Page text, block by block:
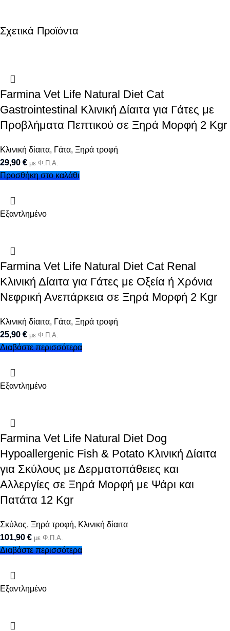
Σχετικά Προϊόντα
Farmina Vet Life Natural Diet Cat
Gastrointestinal Κλινική Δίαιτα για Γάτες με
Προβλήματα Πεπτικού σε Ξηρά Μορφή 2 Kgr
Κλινική δίαιτα, Γάτα, Ξηρά τροφή
29,90 € με Φ.Π.Α.
Προσθήκη στο καλάθι
Εξαντλημένο
Farmina Vet Life Natural Diet Cat Renal
Κλινική Δίαιτα για Γάτες με Οξεία ή Χρόνια
Νεφρική Ανεπάρκεια σε Ξηρά Μορφή 2 Kgr
Κλινική δίαιτα, Γάτα, Ξηρά τροφή
25,90 € με Φ.Π.Α.
Διαβάστε περισσότερα
Εξαντλημένο
Farmina Vet Life Natural Diet Dog
Hypoallergenic Fish & Potato Κλινική Δίαιτα
για Σκύλους με Δερματοπάθειες και
Αλλεργίες σε Ξηρά Μορφή με Ψάρι και
Πατάτα 12 Kgr
Σκύλος, Ξηρά τροφή, Κλινική δίαιτα
101,90 € με Φ.Π.Α.
Διαβάστε περισσότερα
Εξαντλημένο